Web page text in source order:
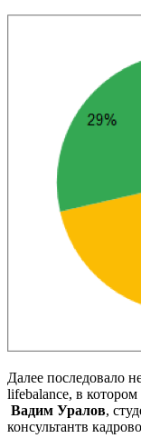
Далее последовало
lifebalance, в
Вадим Уралов,
консультантв